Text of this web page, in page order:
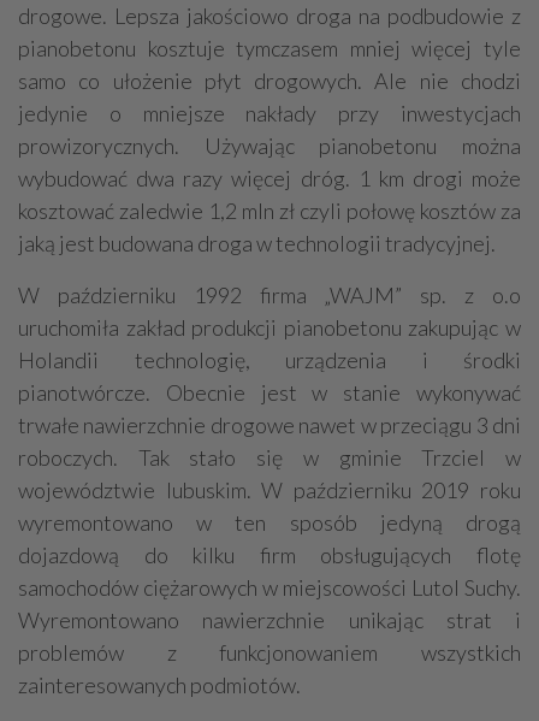
drogowe. Lepsza jakościowo droga na podbudowie z
pianobetonu kosztuje tymczasem mniej więcej tyle
samo co ułożenie płyt drogowych. Ale nie chodzi
jedynie o mniejsze nakłady przy inwestycjach
prowizorycznych. Używając pianobetonu można
wybudować dwa razy więcej dróg. 1 km drogi może
kosztować zaledwie 1,2 mln zł czyli połowę kosztów za
jaką jest budowana droga w technologii tradycyjnej.
W październiku 1992 firma „WAJM” sp. z o.o
uruchomiła zakład produkcji pianobetonu zakupując w
Holandii technologię, urządzenia i środki
pianotwórcze. Obecnie jest w stanie wykonywać
trwałe nawierzchnie drogowe nawet w przeciągu 3 dni
roboczych. Tak stało się w gminie Trzciel w
województwie lubuskim. W październiku 2019 roku
wyremontowano w ten sposób jedyną drogą
dojazdową do kilku firm obsługujących flotę
samochodów ciężarowych w miejscowości Lutol Suchy.
Wyremontowano nawierzchnie unikając strat i
problemów z funkcjonowaniem wszystkich
zainteresowanych podmiotów.